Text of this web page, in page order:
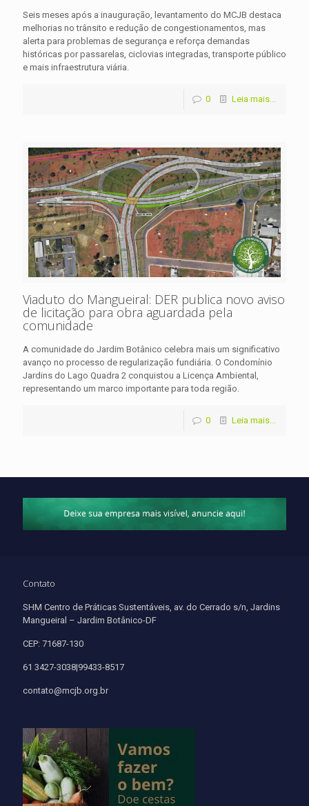
Seis meses após a inauguração, levantamento do MCJB destaca
melhorias no trânsito e redução de congestionamentos, mas
alerta para problemas de segurança e reforça demandas
históricas por passarelas, ciclovias integradas, transporte público
e mais infraestrutura viária.
0 Leia mais...
Viaduto do Mangueiral: DER publica novo aviso
de licitação para obra aguardada pela
comunidade
A comunidade do Jardim Botânico celebra mais um significativo
avanço no processo de regularização fundiária. O Condomínio
Jardins do Lago Quadra 2 conquistou a Licença Ambiental,
representando um marco importante para toda região.
0 Leia mais...
Contato
SHM Centro de Práticas Sustentáveis, av. do Cerrado s/n, Jardins
Mangueiral – Jardim Botânico-DF
CEP: 71687-130
61 3427-3038|99433-8517
contato@mcjb.org.br